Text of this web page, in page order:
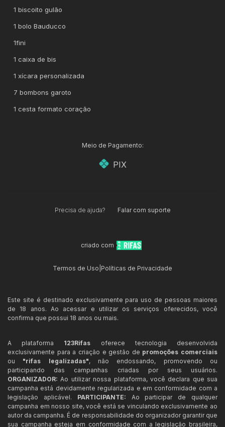
1 biscoito gulão
1 bolo Bauducco
1fini
1 caixa de bis
1 xícara personalizada
7 bombons garoto
1 cesta formato coração
Meio de Pagamento:
PIX
Precisa de ajuda? Falar com suporte
criado com
Termos de Uso Políticas de Privacidade
Este site é destinado exclusivamente para uso de pessoas maiores
de 18 anos. Ao acessar e utilizar os serviços oferecidos, você
confirma que possui 18 anos ou mais.
A plataforma 123Rifas oferece tecnologia desenvolvida
exclusivamente para a criação e gestão de promoções comerciais
ou "rifas legalizadas", não endossando, promovendo ou
participando das campanhas criadas por seus usuários.
ORGANIZADOR: Ao utilizar nossa plataforma, você declara que sua
campanha está devidamente regularizada e em conformidade com a
legislação aplicável. PARTICIPANTE: Ao participar de qualquer
campanha em nosso site, você está se vinculando exclusivamente ao
autor da campanha. É de responsabilidade do organizador garantir que
sua campanha esteja em conformidade com a legislação brasileira,